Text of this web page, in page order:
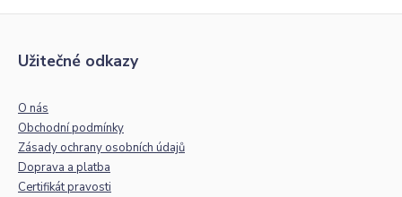
Užitečné odkazy
O nás
Obchodní podmínky
Zásady ochrany osobních údajů
Doprava a platba
Certifikát pravosti